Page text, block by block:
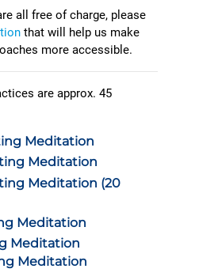
all free of charge, please
that will help us make
more accessible.
are approx. 45
Meditation
Meditation
Meditation (20
Meditation
Meditation
Meditation